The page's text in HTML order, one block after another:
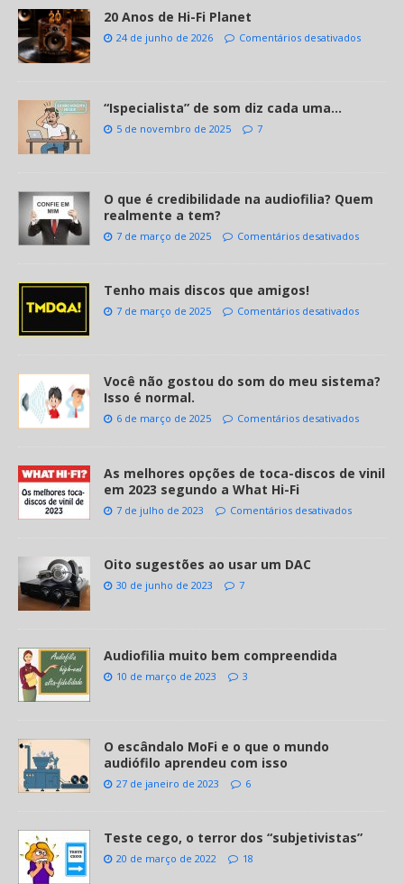
20 Anos de Hi-Fi Planet
24 de junho de 2026 Comentários desativados
“Ispecialista” de som diz cada uma…
5 de novembro de 2025 7
O que é credibilidade na audiofilia? Quem
realmente a tem?
7 de março de 2025 Comentários desativados
Tenho mais discos que amigos!
7 de março de 2025 Comentários desativados
Você não gostou do som do meu sistema?
Isso é normal.
6 de março de 2025 Comentários desativados
As melhores opções de toca-discos de vinil
em 2023 segundo a What Hi-Fi
7 de julho de 2023 Comentários desativados
Oito sugestões ao usar um DAC
30 de junho de 2023 7
Audiofilia muito bem compreendida
10 de março de 2023 3
O escândalo MoFi e o que o mundo
audiófilo aprendeu com isso
27 de janeiro de 2023 6
Teste cego, o terror dos “subjetivistas”
20 de março de 2022 18